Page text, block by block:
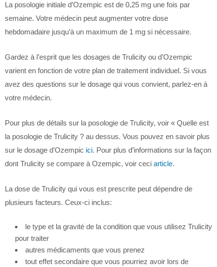
La posologie initiale d’Ozempic est de 0,25 mg une fois par
semaine. Votre médecin peut augmenter votre dose
hebdomadaire jusqu’à un maximum de 1 mg si nécessaire.
Gardez à l’esprit que les dosages de Trulicity ou d’Ozempic
varient en fonction de votre plan de traitement individuel. Si vous
avez des questions sur le dosage qui vous convient, parlez-en à
votre médecin.
Pour plus de détails sur la posologie de Trulicity, voir « Quelle est
la posologie de Trulicity ? au dessus. Vous pouvez en savoir plus
sur le dosage d’Ozempic ici. Pour plus d’informations sur la façon
dont Trulicity se compare à Ozempic, voir ceci article.
La dose de Trulicity qui vous est prescrite peut dépendre de
plusieurs facteurs. Ceux-ci inclus:
le type et la gravité de la condition que vous utilisez Trulicity
pour traiter
autres médicaments que vous prenez
tout effet secondaire que vous pourriez avoir lors de